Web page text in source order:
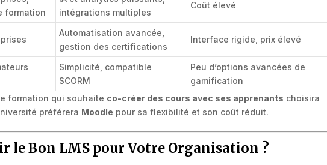
formation
intégrations multiples
Coût élevé
Automatisation avancée,
gestion des certifications
Interface rigide, prix élevé
Simplicité, compatible
SCORM
Peu d’options avancées de
gamification
formation qui souhaite co-créer des cours avec ses apprenants choisira
préférera Moodle pour sa flexibilité et son coût réduit.
le Bon LMS pour Votre Organisation ?